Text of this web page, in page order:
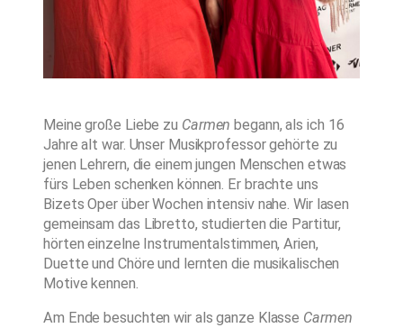
Meine große Liebe zu Carmen begann, als ich 16
Jahre alt war. Unser Musikprofessor gehörte zu
jenen Lehrern, die einem jungen Menschen etwas
fürs Leben schenken können. Er brachte uns
Bizets Oper über Wochen intensiv nahe. Wir lasen
gemeinsam das Libretto, studierten die Partitur,
hörten einzelne Instrumentalstimmen, Arien,
Duette und Chöre und lernten die musikalischen
Motive kennen.
Am Ende besuchten wir als ganze Klasse Carmen